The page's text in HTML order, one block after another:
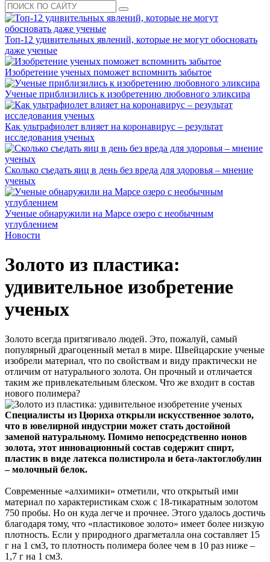
Топ-12 удивительных явлений, которые не могут обосновать
даже ученые
Изобретение ученых поможет вспомнить забытое
Ученые приблизились к изобретению любовного эликсира
Как ультрафиолет влияет на коронавирус – результат
исследования ученых
Сколько съедать яиц в день без вреда для здоровья – мнение
ученых
Ученые обнаружили на Марсе озеро с необычным
углублением
Новости
Золото из пластика:
удивительное изобретение
ученых
Золото всегда притягивало людей. Это, пожалуй, самый
популярный драгоценный метал в мире. Швейцарские ученые
изобрели материал, что по свойствам и виду практически не
отличим от натурального золота. Он прочный и отличается
таким же привлекательным блеском. Что же входит в состав
нового полимера?
Специалисты из Цюриха открыли искусственное золото,
что в ювелирной индустрии может стать достойной
заменой натуральному. Помимо непосредственно ионов
золота, этот инновационный состав содержит спирт,
пластик в виде латекса полистирола и бета-лактоглобулин
– молочный белок.
Современные «алхимики» отметили, что открытый ими
материал по характеристикам схож с 18-тикаратным золотом
750 пробы. Но он куда легче и прочнее. Этого удалось достичь
благодаря тому, что «пластиковое золото» имеет более низкую
плотность. Если у природного драгметалла она составляет 15
г на 1 см3, то плотность полимера более чем в 10 раз ниже –
1,7 г на 1 см3.